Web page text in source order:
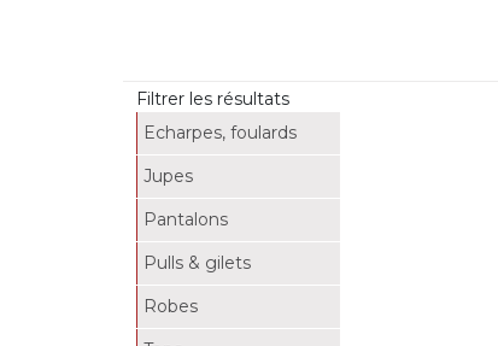
Filtrer les résultats
Echarpes, foulards
Jupes
Pantalons
Pulls & gilets
Robes